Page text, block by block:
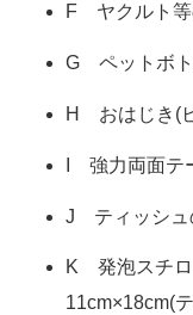
F ヤクルト等
G ペットボ
H おはじき(
I 強力両面テ
J ティッシュ
K 発泡スチロ
11cm×18cm(